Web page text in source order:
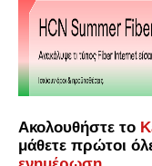
Ακολουθήστε το
μάθετε πρώτοι